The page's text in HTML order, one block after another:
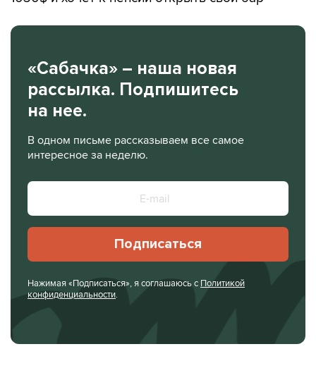
«Сабачка» – наша новая
рассылка. Подпишитесь
на нее.
В одном письме рассказываем все самое
интересное за неделю.
Подписаться
Нажимая «Подписаться», я соглашаюсь с Политикой
конфиденциальности.